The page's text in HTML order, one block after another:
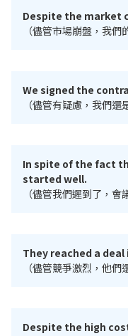
Despite the market
（儘管市場崩盤，我們
We signed the
（儘管有疑慮，我們還
In spite of the fact
started well.
（儘管我們遲到了，會
They reached a
（儘管競爭激烈，他們
Despite the high